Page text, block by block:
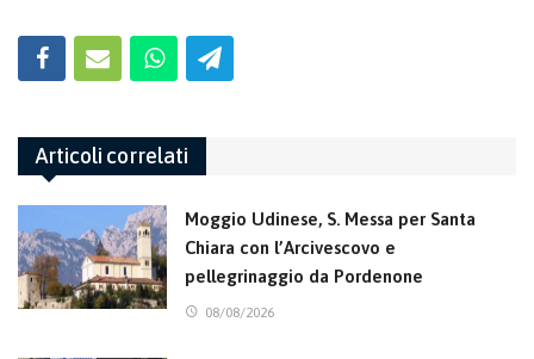
Articoli correlati
Moggio Udinese, S. Messa per Santa
Chiara con l’Arcivescovo e
pellegrinaggio da Pordenone
08/08/2026